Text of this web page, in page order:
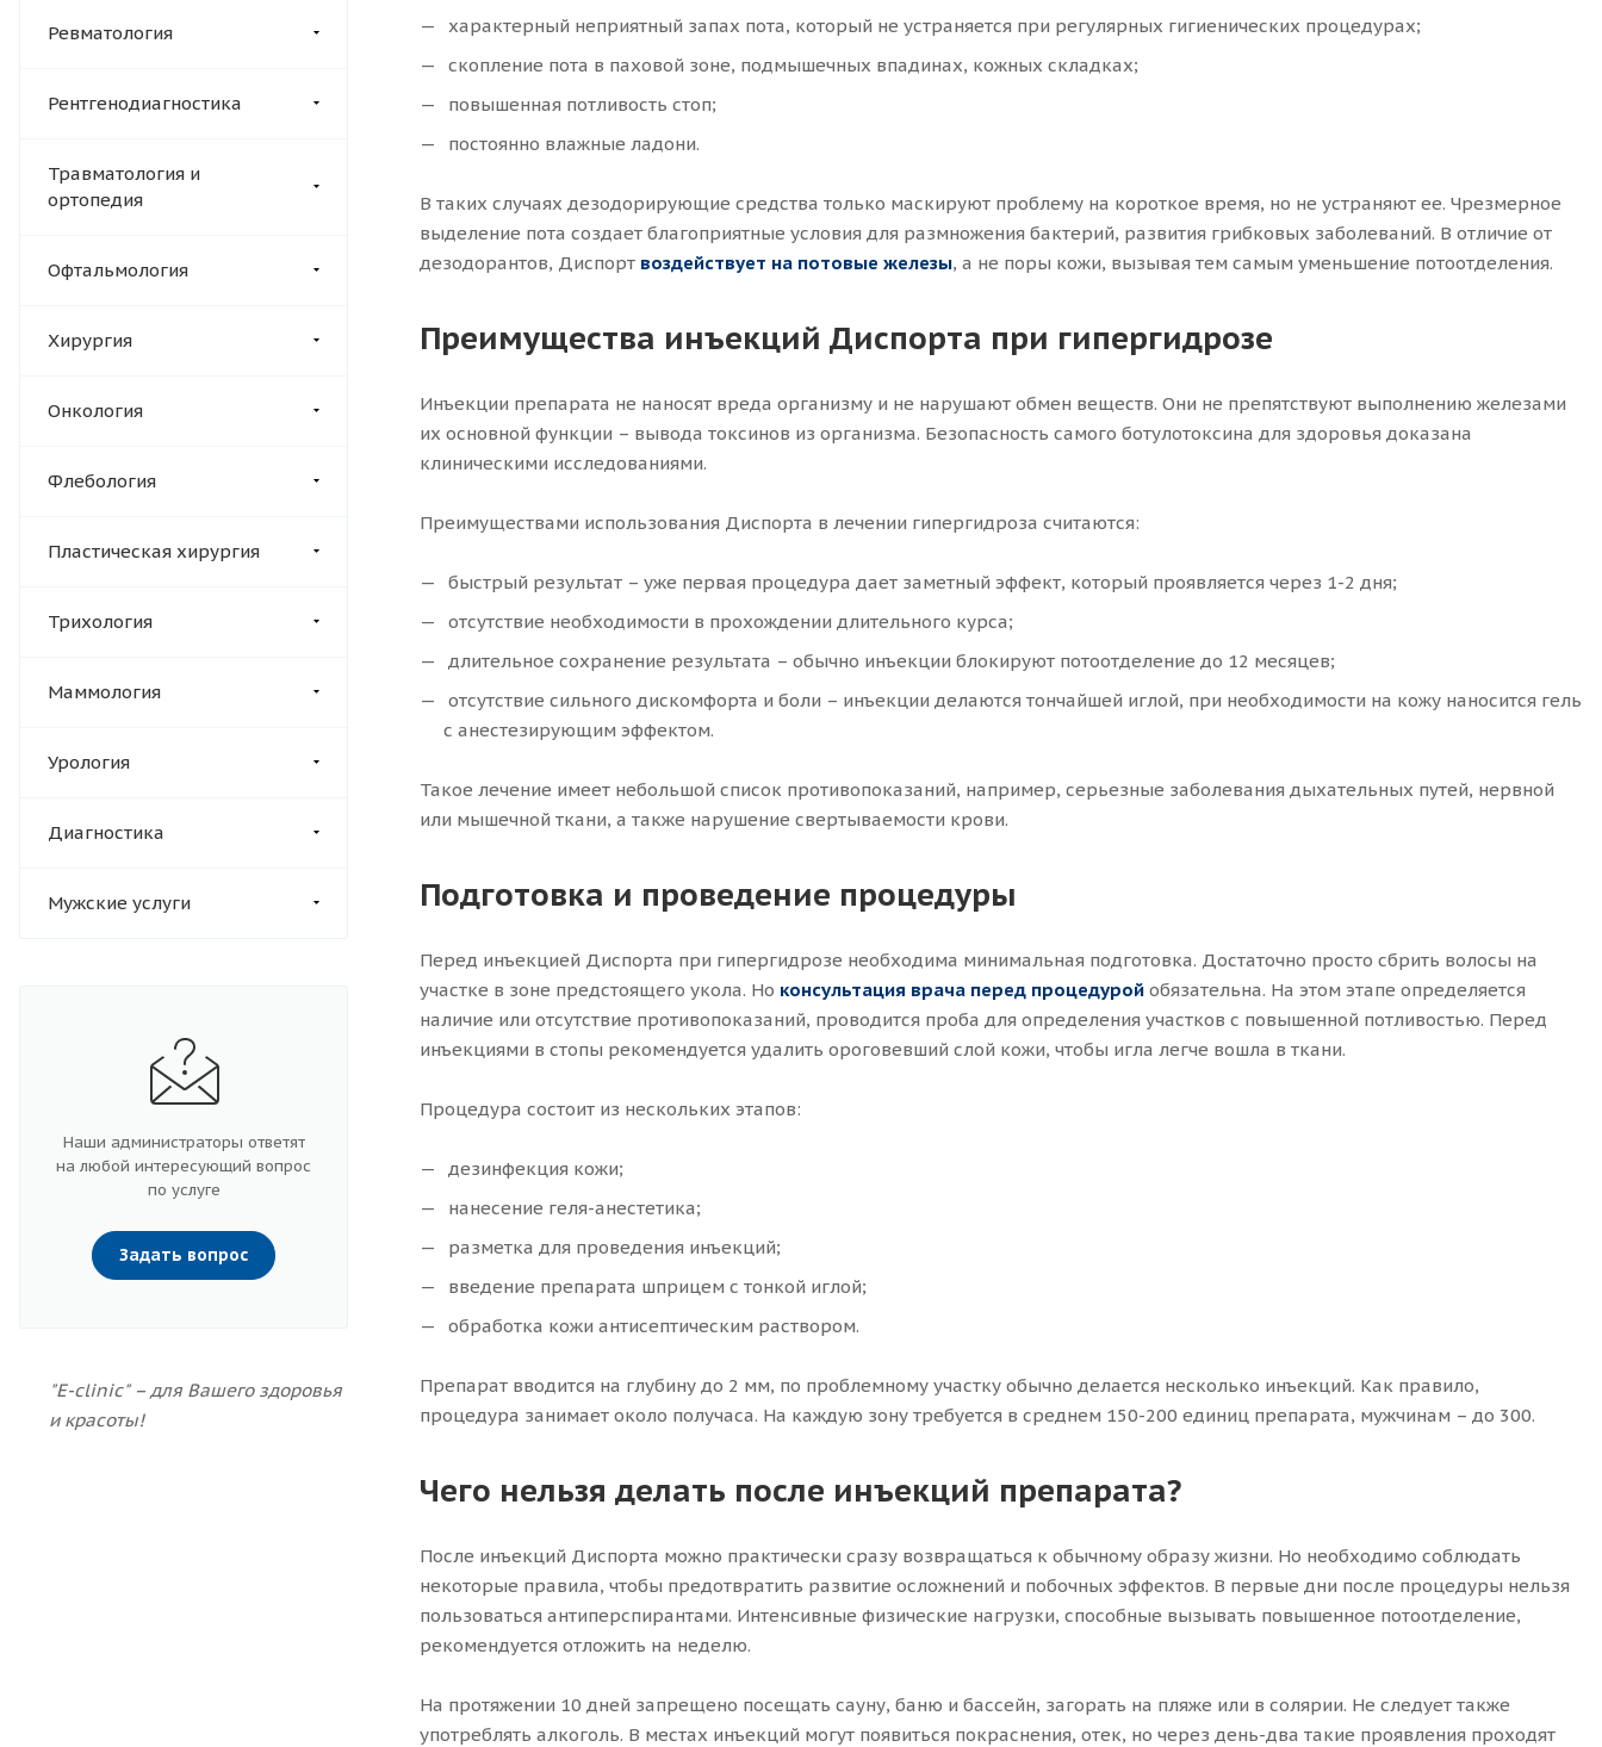
Ревматология
Рентгенодиагностика
Травматология и
ортопедия
Офтальмология
Хирургия
Онкология
Флебология
Пластическая хирургия
Трихология
Маммология
Урология
Диагностика
Мужские услуги
Наши администраторы ответят
на любой интересующий вопрос
по услуге
Задать вопрос
"E-clinic" – для Вашего здоровья
и красоты!
характерный неприятный запах пота, который не устраняется при регулярных гигиенических процедурах;
скопление пота в паховой зоне, подмышечных впадинах, кожных складках;
повышенная потливость стоп;
постоянно влажные ладони.
В таких случаях дезодорирующие средства только маскируют проблему на короткое время, но не устраняют ее. Чрезмерное
выделение пота создает благоприятные условия для размножения бактерий, развития грибковых заболеваний. В отличие от
дезодорантов, Диспорт воздействует на потовые железы, а не поры кожи, вызывая тем самым уменьшение потоотделения.
Преимущества инъекций Диспорта при гипергидрозе
Инъекции препарата не наносят вреда организму и не нарушают обмен веществ. Они не препятствуют выполнению железами
их основной функции – вывода токсинов из организма. Безопасность самого ботулотоксина для здоровья доказана
клиническими исследованиями.
Преимуществами использования Диспорта в лечении гипергидроза считаются:
быстрый результат – уже первая процедура дает заметный эффект, который проявляется через 1-2 дня;
отсутствие необходимости в прохождении длительного курса;
длительное сохранение результата – обычно инъекции блокируют потоотделение до 12 месяцев;
отсутствие сильного дискомфорта и боли – инъекции делаются тончайшей иглой, при необходимости на кожу наносится гель
с анестезирующим эффектом.
Такое лечение имеет небольшой список противопоказаний, например, серьезные заболевания дыхательных путей, нервной
или мышечной ткани, а также нарушение свертываемости крови.
Подготовка и проведение процедуры
Перед инъекцией Диспорта при гипергидрозе необходима минимальная подготовка. Достаточно просто сбрить волосы на
участке в зоне предстоящего укола. Но консультация врача перед процедурой обязательна. На этом этапе определяется
наличие или отсутствие противопоказаний, проводится проба для определения участков с повышенной потливостью. Перед
инъекциями в стопы рекомендуется удалить ороговевший слой кожи, чтобы игла легче вошла в ткани.
Процедура состоит из нескольких этапов:
дезинфекция кожи;
нанесение геля-анестетика;
разметка для проведения инъекций;
введение препарата шприцем с тонкой иглой;
обработка кожи антисептическим раствором.
Препарат вводится на глубину до 2 мм, по проблемному участку обычно делается несколько инъекций. Как правило,
процедура занимает около получаса. На каждую зону требуется в среднем 150-200 единиц препарата, мужчинам – до 300.
Чего нельзя делать после инъекций препарата?
После инъекций Диспорта можно практически сразу возвращаться к обычному образу жизни. Но необходимо соблюдать
некоторые правила, чтобы предотвратить развитие осложнений и побочных эффектов. В первые дни после процедуры нельзя
пользоваться антиперспирантами. Интенсивные физические нагрузки, способные вызывать повышенное потоотделение,
рекомендуется отложить на неделю.
На протяжении 10 дней запрещено посещать сауну, баню и бассейн, загорать на пляже или в солярии. Не следует также
употреблять алкоголь. В местах инъекций могут появиться покраснения, отек, но через день-два такие проявления проходят